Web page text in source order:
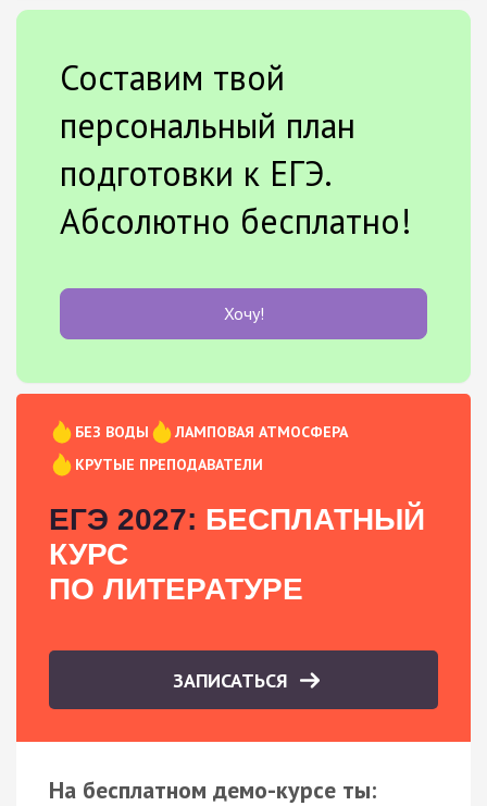
Составим твой
персональный план
подготовки к ЕГЭ.
Абсолютно бесплатно!
Хочу!
БЕЗ ВОДЫ
ЛАМПОВАЯ АТМОСФЕРА
КРУТЫЕ ПРЕПОДАВАТЕЛИ
ЕГЭ 2027: БЕСПЛАТНЫЙ
КУРС
ПО ЛИТЕРАТУРЕ
ЗАПИСАТЬСЯ
На бесплатном демо-курсе ты: